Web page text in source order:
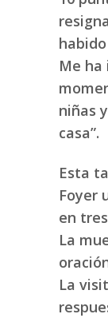
Me ha
niñas
casa”.
Esta
Foyer
en
La
La